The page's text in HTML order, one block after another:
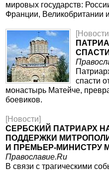
мировых государств:
Франции, Великобритании
спасти
монастырь Матейче,
боевиков.
[Новости]
СЕРБСКИЙ ПАТРИАРХ
ПОДДЕРЖКИ
И ПРЕМЬЕР-МИНИСТРУ
Православие.Ru
В связи с трагическими